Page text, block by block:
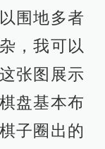
围地多者
，我可以
张图展示
盘基本布
子圈出的